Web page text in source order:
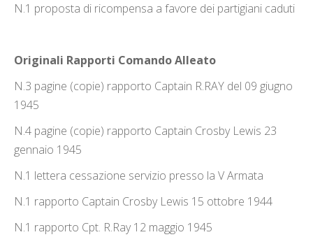
N.1 proposta di ricompensa a favore dei partigiani caduti
Originali Rapporti Comando Alleato
N.3 pagine (copie) rapporto Captain R.RAY del 09 giugno
1945
N.4 pagine (copie) rapporto Captain Crosby Lewis 23
gennaio 1945
N.1 lettera cessazione servizio presso la V Armata
N.1 rapporto Captain Crosby Lewis 15 ottobre 1944
N.1 rapporto Cpt. R.Ray 12 maggio 1945